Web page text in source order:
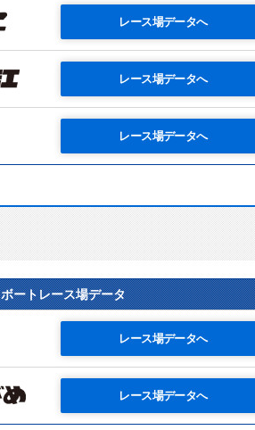
レース場データへ
レース場データへ
レース場データへ
ボートレース場データ
レース場データへ
レース場データへ